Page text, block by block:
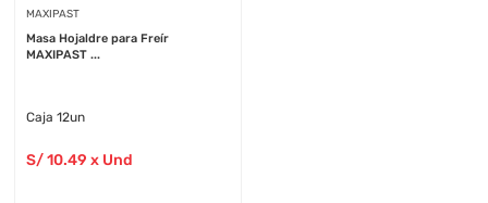
MAXIPAST
Masa Hojaldre para Freír
MAXIPAST ...
Caja 12un
S/10.49 x Und